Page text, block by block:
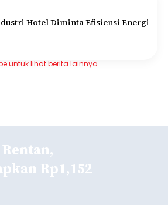
Hotel Diminta Efisiensi Energi
untuk lihat berita lainnya
Rp1,152